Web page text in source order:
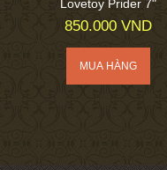
Lovetoy Prider 7"
850.000 VND